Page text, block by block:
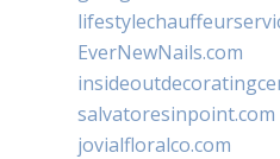
EverNewNails.com
salvatoresinpoint.com
jovialfloralco.com